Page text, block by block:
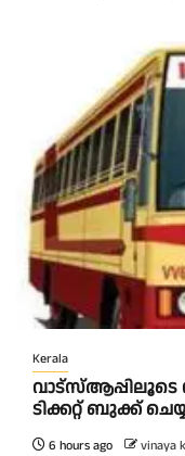
Kerala
വാട്‌സ്ആപ്പിലൂടെ
ടിക്കറ്റ് ബുക്ക്
6 hours ago vinaya k